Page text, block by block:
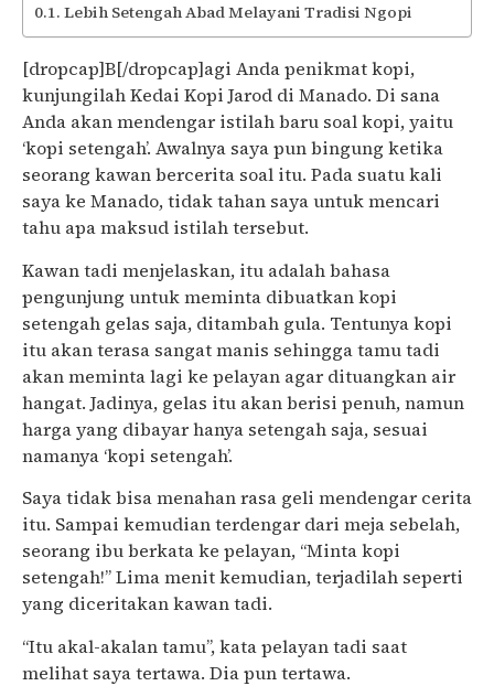
Lebih Setengah Abad Melayani Tradisi Ngopi
[dropcap]B[/dropcap]agi Anda penikmat kopi,
kunjungilah Kedai Kopi Jarod di Manado. Di sana
Anda akan mendengar istilah baru soal kopi, yaitu
‘kopi setengah’. Awalnya saya pun bingung ketika
seorang kawan bercerita soal itu. Pada suatu kali
saya ke Manado, tidak tahan saya untuk mencari
tahu apa maksud istilah tersebut.
Kawan tadi menjelaskan, itu adalah bahasa
pengunjung untuk meminta dibuatkan kopi
setengah gelas saja, ditambah gula. Tentunya kopi
itu akan terasa sangat manis sehingga tamu tadi
akan meminta lagi ke pelayan agar dituangkan air
hangat. Jadinya, gelas itu akan berisi penuh, namun
harga yang dibayar hanya setengah saja, sesuai
namanya ‘kopi setengah’.
Saya tidak bisa menahan rasa geli mendengar cerita
itu. Sampai kemudian terdengar dari meja sebelah,
seorang ibu berkata ke pelayan, “Minta kopi
setengah!” Lima menit kemudian, terjadilah seperti
yang diceritakan kawan tadi.
“Itu akal-akalan tamu”, kata pelayan tadi saat
melihat saya tertawa. Dia pun tertawa.